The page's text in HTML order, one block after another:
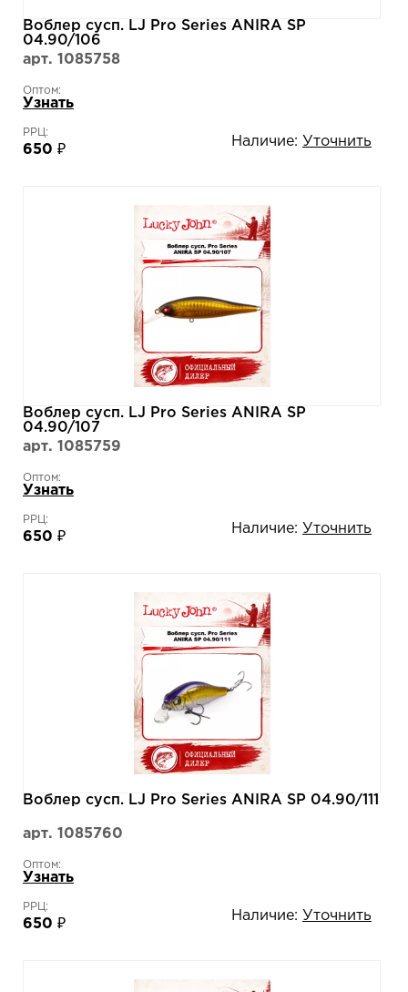
Воблер сусп. LJ Pro Series ANIRA SP
04.90/106
арт. 1085758
Оптом:
Узнать
РРЦ:
650 ₽
Наличие: Уточнить
Воблер сусп. LJ Pro Series ANIRA SP
04.90/107
арт. 1085759
Оптом:
Узнать
РРЦ:
650 ₽
Наличие: Уточнить
Воблер сусп. LJ Pro Series ANIRA SP 04.90/111
арт. 1085760
Оптом:
Узнать
РРЦ:
650 ₽
Наличие: Уточнить